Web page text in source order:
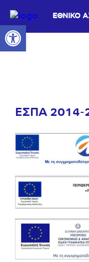
Ανοίξτε τη γραμμή εργαλείων
ΕΘΝΙΚΟ
ΕΣΠΑ 2014-